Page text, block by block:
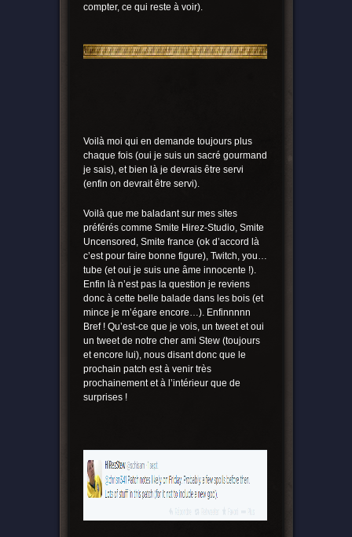
compter, ce qui reste à voir).
Voilà moi qui en demande toujours plus
chaque fois (oui je suis un sacré gourmand
je sais), et bien là je devrais être servi
(enfin on devrait être servi).
Voilà que me baladant sur mes sites
préférés comme Smite Hirez-Studio, Smite
Uncensored, Smite france (ok d’accord là
c’est pour faire bonne figure), Twitch, you…
tube (et oui je suis une âme innocente !).
Enfin là n’est pas la question je reviens
donc à cette belle balade dans les bois (et
mince je m’égare encore…). Enfinnnnn
Bref ! Qu’est-ce que je vois, un tweet et oui
un tweet de notre cher ami Stew (toujours
et encore lui), nous disant donc que le
prochain patch est à venir très
prochainement et à l’intérieur que de
surprises !